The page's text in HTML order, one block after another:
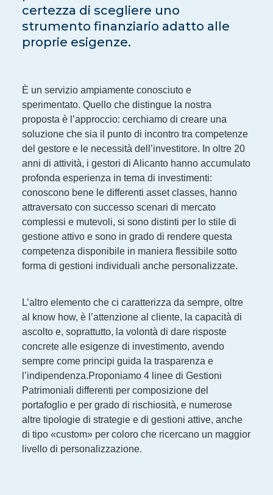
certezza di scegliere uno
strumento finanziario adatto alle
proprie esigenze.
È un servizio ampiamente conosciuto e
sperimentato. Quello che distingue la nostra
proposta è l’approccio: cerchiamo di creare una
soluzione che sia il punto di incontro tra competenze
del gestore e le necessità dell’investitore. In oltre 20
anni di attività, i gestori di Alicanto hanno accumulato
profonda esperienza in tema di investimenti:
conoscono bene le differenti asset classes, hanno
attraversato con successo scenari di mercato
complessi e mutevoli, si sono distinti per lo stile di
gestione attivo e sono in grado di rendere questa
competenza disponibile in maniera flessibile sotto
forma di gestioni individuali anche personalizzate.
L’altro elemento che ci caratterizza da sempre, oltre
al know how, è l’attenzione al cliente, la capacità di
ascolto e, soprattutto, la volontà di dare risposte
concrete alle esigenze di investimento, avendo
sempre come principi guida la trasparenza e
l’indipendenza.Proponiamo 4 linee di Gestioni
Patrimoniali differenti per composizione del
portafoglio e per grado di rischiosità, e numerose
altre tipologie di strategie e di gestioni attive, anche
di tipo «custom» per coloro che ricercano un maggior
livello di personalizzazione.